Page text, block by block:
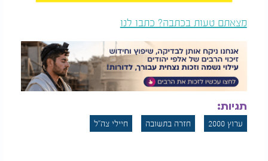
מצאתם טעות בכתבה? כתבו לנו
תגיות:
ערוץ 2000 חזרה בתשובה חיילי צה"ל